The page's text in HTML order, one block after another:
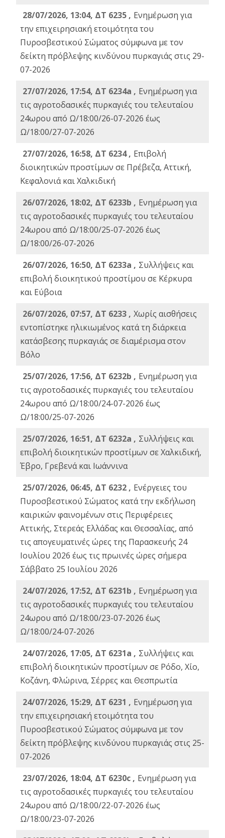
28/07/2026, 13:04, ΔΤ 6235 , Ενημέρωση για
την επιχειρησιακή ετοιμότητα του
Πυροσβεστικού Σώματος σύμφωνα με τον
δείκτη πρόβλεψης κινδύνου πυρκαγιάς στις 29-
07-2026
27/07/2026, 17:54, ΔΤ 6234a , Ενημέρωση για
τις αγροτοδασικές πυρκαγιές του τελευταίου
24ωρου από Ω/18:00/26-07-2026 έως
Ω/18:00/27-07-2026
27/07/2026, 16:58, ΔΤ 6234 , Eπιβολή
διοικητικών προστίμων σε Πρέβεζα, Αττική,
Κεφαλονιά και Χαλκιδική
26/07/2026, 18:02, ΔΤ 6233b , Ενημέρωση για
τις αγροτοδασικές πυρκαγιές του τελευταίου
24ωρου από Ω/18:00/25-07-2026 έως
Ω/18:00/26-07-2026
26/07/2026, 16:50, ΔΤ 6233a , Συλλήψεις και
επιβολή διοικητικού προστίμου σε Κέρκυρα
και Εύβοια
26/07/2026, 07:57, ΔΤ 6233 , Χωρίς αισθήσεις
εντοπίστηκε ηλικιωμένος κατά τη διάρκεια
κατάσβεσης πυρκαγιάς σε διαμέρισμα στον
Βόλο
25/07/2026, 17:56, ΔΤ 6232b , Ενημέρωση για
τις αγροτοδασικές πυρκαγιές του τελευταίου
24ωρου από Ω/18:00/24-07-2026 έως
Ω/18:00/25-07-2026
25/07/2026, 16:51, ΔΤ 6232a , Συλλήψεις και
επιβολή διοικητικών προστίμων σε Χαλκιδική,
Έβρο, Γρεβενά και Ιωάννινα
25/07/2026, 06:45, ΔΤ 6232 , Ενέργειες του
Πυροσβεστικού Σώματος κατά την εκδήλωση
καιρικών φαινομένων στις Περιφέρειες
Αττικής, Στερεάς Ελλάδας και Θεσσαλίας, από
τις απογευματινές ώρες της Παρασκευής 24
Ιουλίου 2026 έως τις πρωινές ώρες σήμερα
Σάββατο 25 Ιουλίου 2026
24/07/2026, 17:52, ΔΤ 6231b , Ενημέρωση για
τις αγροτοδασικές πυρκαγιές του τελευταίου
24ωρου από Ω/18:00/23-07-2026 έως
Ω/18:00/24-07-2026
24/07/2026, 17:05, ΔΤ 6231a , Συλλήψεις και
επιβολή διοικητικών προστίμων σε Ρόδο, Χίο,
Κοζάνη, Φλώρινα, Σέρρες και Θεσπρωτία
24/07/2026, 15:29, ΔΤ 6231 , Ενημέρωση για
την επιχειρησιακή ετοιμότητα του
Πυροσβεστικού Σώματος σύμφωνα με τον
δείκτη πρόβλεψης κινδύνου πυρκαγιάς στις 25-
07-2026
23/07/2026, 18:04, ΔΤ 6230c , Ενημέρωση για
τις αγροτοδασικές πυρκαγιές του τελευταίου
24ωρου από Ω/18:00/22-07-2026 έως
Ω/18:00/23-07-2026